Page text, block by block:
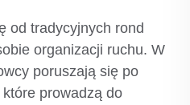
od tradycyjnych rond
organizacji ruchu. W
poruszają się po
prowadzą do